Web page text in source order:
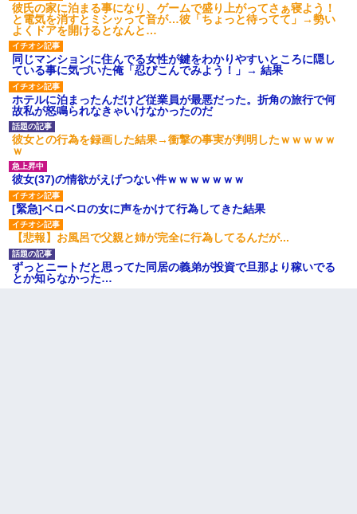
彼氏の家に泊まる事になり、ゲームで盛り上がってさぁ寝よう！
と電気を消すとミシッって音が…彼「ちょっと待ってて」→勢い
よくドアを開けるとなんと…
同じマンションに住んでる女性が鍵をわかりやすいところに隠し
ている事に気づいた俺「忍びこんでみよう！」→ 結果
ホテルに泊まったんだけど従業員が最悪だった。折角の旅行で何
故私が怒鳴られなきゃいけなかったのだ
彼女との行為を録画した結果→衝撃の事実が判明したｗｗｗｗｗ
ｗ
彼女(37)の情欲がえげつない件ｗｗｗｗｗｗｗ
[緊急]ベロベロの女に声をかけて行為してきた結果
【悲報】お風呂で父親と姉が完全に行為してるんだが...
ずっとニートだと思ってた同居の義弟が投資で旦那より稼いでる
とか知らなかった…